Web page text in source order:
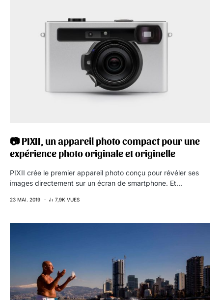
📷 PIXII, un appareil photo compact pour une
expérience photo originale et originelle
PIXII crée le premier appareil photo conçu pour révéler ses
images directement sur un écran de smartphone. Et…
23 MAI. 2019 7,9K VUES